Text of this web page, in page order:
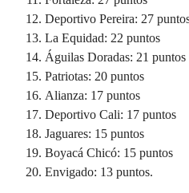
Deportivo Pereira: 27
La Equidad: 22 puntos
Águilas Doradas: 21 puntos
Patriotas: 20 puntos
Alianza: 17 puntos
Deportivo Cali: 17 puntos
Jaguares: 15 puntos
Boyacá Chicó: 15 puntos
Envigado: 13 puntos.